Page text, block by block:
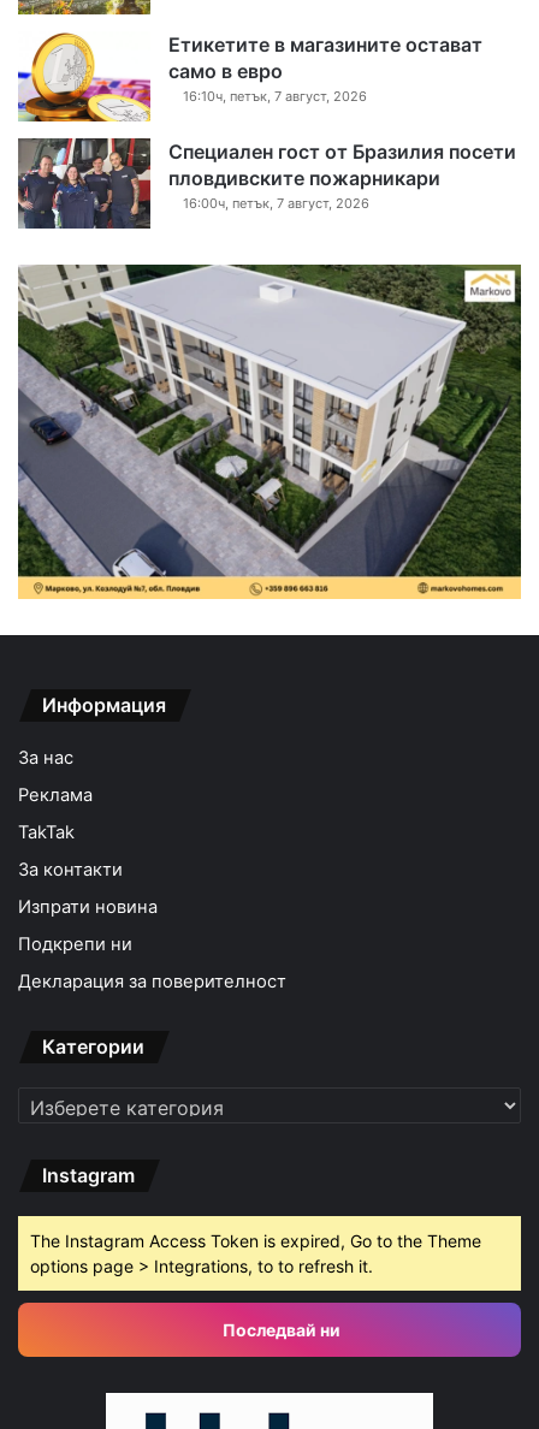
Етикетите в магазините остават
само в евро
16:10ч, петък, 7 август, 2026
Специален гост от Бразилия посети
пловдивските пожарникари
16:00ч, петък, 7 август, 2026
Информация
За нас
Реклама
TakTak
За контакти
Изпрати новина
Подкрепи ни
Декларация за поверителност
Категории
Категории
Instagram
The Instagram Access Token is expired, Go to the Theme
options page > Integrations, to to refresh it.
Последвай ни